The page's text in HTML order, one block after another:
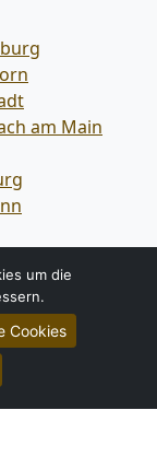
am Main
um die
Cookies